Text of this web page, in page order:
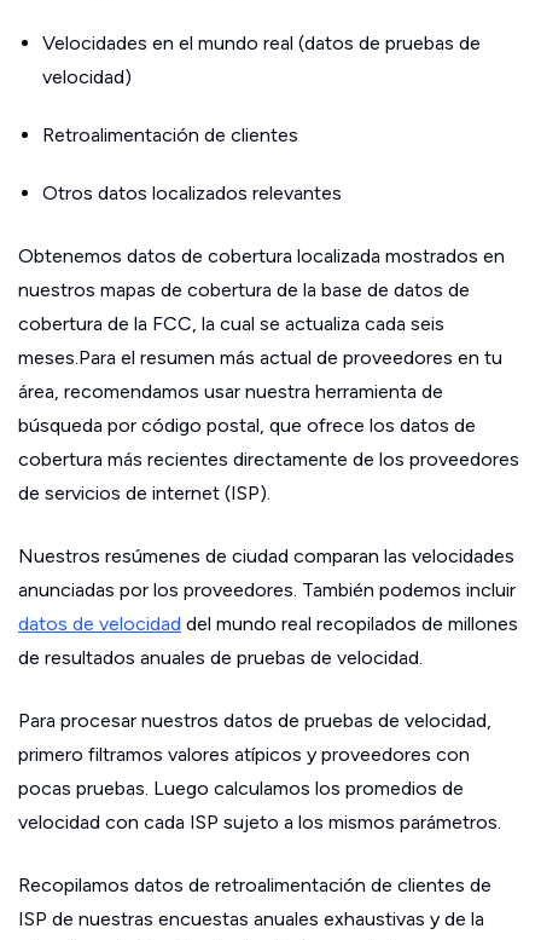
Velocidades en el mundo real (datos de pruebas de
velocidad)
Retroalimentación de clientes
Otros datos localizados relevantes
Obtenemos datos de cobertura localizada mostrados en
nuestros mapas de cobertura de la base de datos de
cobertura de la FCC, la cual se actualiza cada seis
meses.Para el resumen más actual de proveedores en tu
área, recomendamos usar nuestra herramienta de
búsqueda por código postal, que ofrece los datos de
cobertura más recientes directamente de los proveedores
de servicios de internet (ISP).
Nuestros resúmenes de ciudad comparan las velocidades
anunciadas por los proveedores. También podemos incluir
datos de velocidad del mundo real recopilados de millones
de resultados anuales de pruebas de velocidad.
Para procesar nuestros datos de pruebas de velocidad,
primero filtramos valores atípicos y proveedores con
pocas pruebas. Luego calculamos los promedios de
velocidad con cada ISP sujeto a los mismos parámetros.
Recopilamos datos de retroalimentación de clientes de
ISP de nuestras encuestas anuales exhaustivas y de la